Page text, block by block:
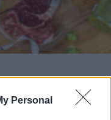
Personal
1500
un